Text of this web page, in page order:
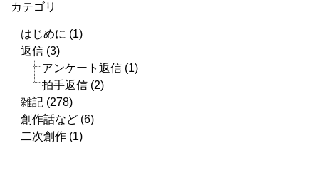
カテゴリ
はじめに (1)
返信 (3)
アンケート返信 (1)
拍手返信 (2)
雑記 (278)
創作話など (6)
二次創作 (1)